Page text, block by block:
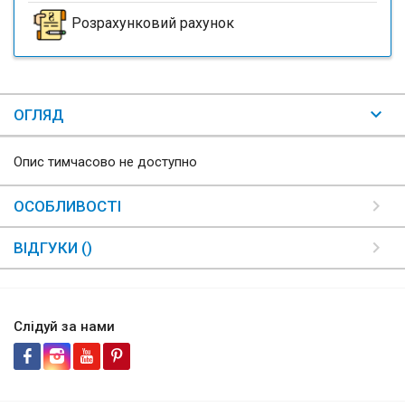
Розрахунковий рахунок
ОГЛЯД
Опис тимчасово не доступно
ОСОБЛИВОСТІ
ВІДГУКИ ()
Слідуй за нами